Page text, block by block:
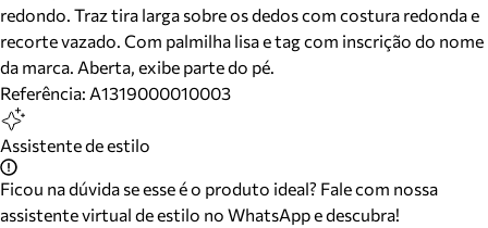
redondo. Traz tira larga sobre os dedos com costura redonda e
recorte vazado. Com palmilha lisa e tag com inscrição do nome
da marca. Aberta, exibe parte do pé.
Referência: A1319000010003
Assistente de estilo
Ficou na dúvida se esse é o produto ideal? Fale com nossa
assistente virtual de estilo no WhatsApp e descubra!